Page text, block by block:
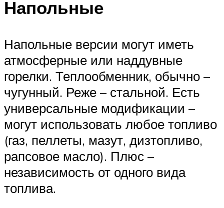
Напольные
Напольные версии могут иметь
атмосферные или наддувные
горелки. Теплообменник, обычно –
чугунный. Реже – стальной. Есть
универсальные модификации –
могут использовать любое топливо
(газ, пеллеты, мазут, дизтопливо,
рапсовое масло). Плюс –
независимость от одного вида
топлива.